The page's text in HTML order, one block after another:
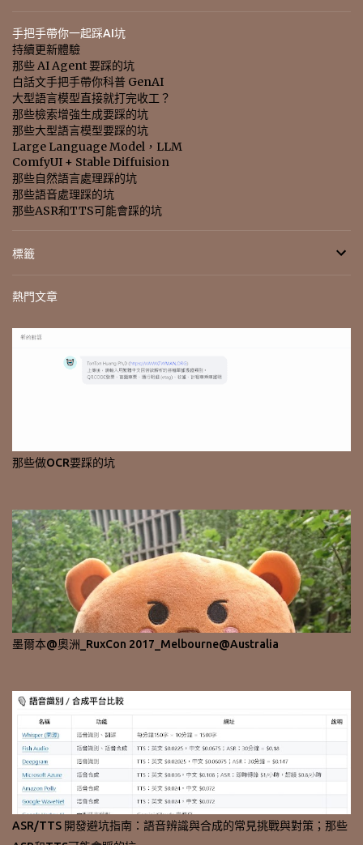
手把手帶你一起踩AI坑
持續更新體驗
那些 AI Agent 要踩的坑
白話文手把手帶你科普 GenAI
大型語言模型直接就打完收工？
那些檢索增強生成要踩的坑
那些大型語言模型要踩的坑
Large Language Model，LLM
ComfyUI + Stable Diffuision
那些自然語言處理踩的坑
那些語音處理踩的坑
那些ASR和TTS可能會踩的坑
標籤
熱門文章
那些做OCR要踩的坑
墨爾本@奧洲_RuxCon 2017_Melbourne@Australia
ASR/TTS 開發避坑指南：語音辨識與合成的常見挑戰與對策；那些